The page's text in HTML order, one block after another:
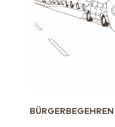
BÜRGERBEGEHREN